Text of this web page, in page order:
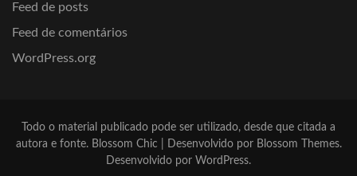
Feed de posts
Feed de comentários
WordPress.org
Todo o material publicado pode ser utilizado, desde que citada a
autora e fonte.Blossom Chic | Desenvolvido por Blossom Themes.
Desenvolvido por WordPress.